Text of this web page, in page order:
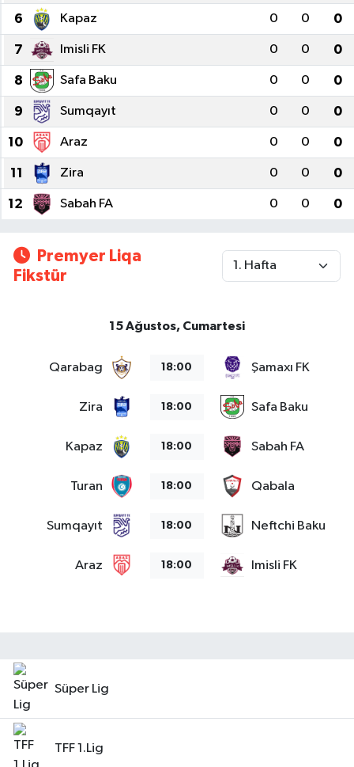
6 Kapaz 0 0 0
7 Imisli FK 0 0 0
8 Safa Baku 0 0 0
9 Sumqayıt 0 0 0
10 Araz 0 0 0
11 Zira 0 0 0
12 Sabah FA 0 0 0
Premyer Liqa
Fikstür
15 Ağustos, Cumartesi
Qarabag 18:00 Şamaxı FK
Zira 18:00 Safa Baku
Kapaz 18:00 Sabah FA
Turan 18:00 Qabala
Sumqayıt 18:00 Neftchi Baku
Araz 18:00 Imisli FK
Süper Lig
TFF 1.Lig